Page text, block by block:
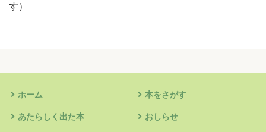
す）
ホーム 本をさがす
あたらしく出た本 おしらせ